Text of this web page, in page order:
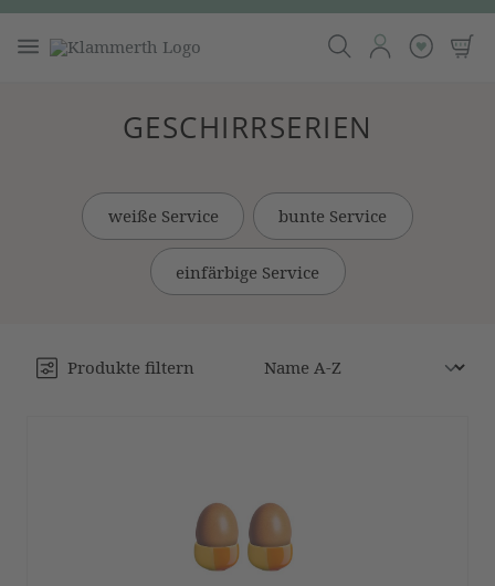
GESCHIRRSERIEN
weiße Service bunte Service
einfärbige Service
Produkte filtern